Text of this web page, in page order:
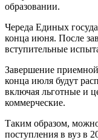
образовании.
Череда Единых
конца июня. После
вступительные
Завершение
конца июля будут
включая льготные и
коммерческие.
Таким образом,
поступления в вуз в